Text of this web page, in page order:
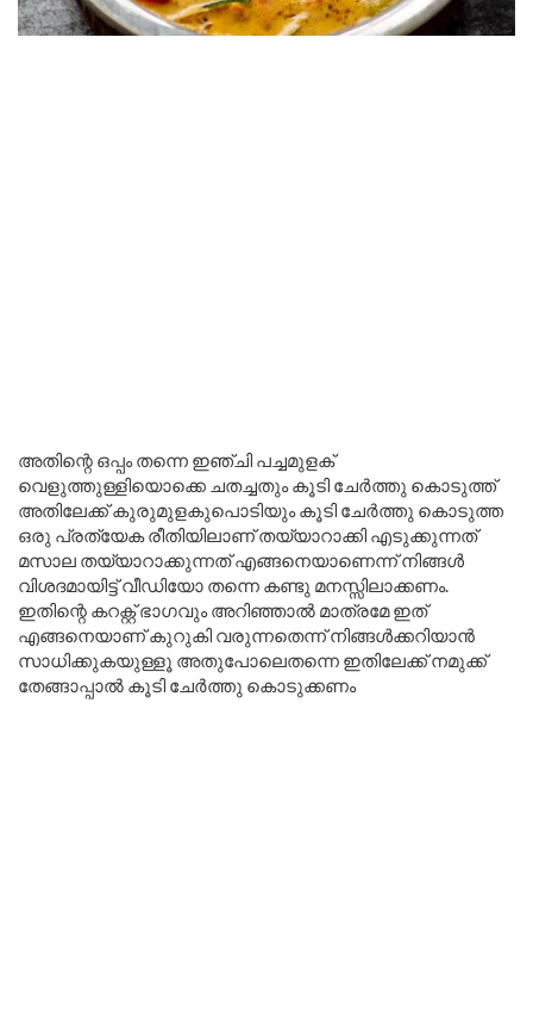
അതിന്റെ ഒപ്പം തന്നെ ഇഞ്ചി പച്ചമുളക്
വെളുത്തുള്ളിയൊക്കെ ചതച്ചതും കൂടി ചേർത്തു കൊടുത്ത്
അതിലേക്ക് കുരുമുളകുപൊടിയും കൂടി ചേർത്തു കൊടുത്ത
ഒരു പ്രത്യേക രീതിയിലാണ് തയ്യാറാക്കി എടുക്കുന്നത്
മസാല തയ്യാറാക്കുന്നത് എങ്ങനെയാണെന്ന് നിങ്ങൾ
വിശദമായിട്ട് വീഡിയോ തന്നെ കണ്ടു മനസ്സിലാക്കണം.
ഇതിന്റെ കറക്റ്റ് ഭാഗവും അറിഞ്ഞാൽ മാത്രമേ ഇത്
എങ്ങനെയാണ് കുറുകി വരുന്നതെന്ന് നിങ്ങൾക്കറിയാൻ
സാധിക്കുകയുള്ളൂ അതുപോലെതന്നെ ഇതിലേക്ക് നമുക്ക്
തേങ്ങാപ്പാൽ കൂടി ചേർത്തു കൊടുക്കണം